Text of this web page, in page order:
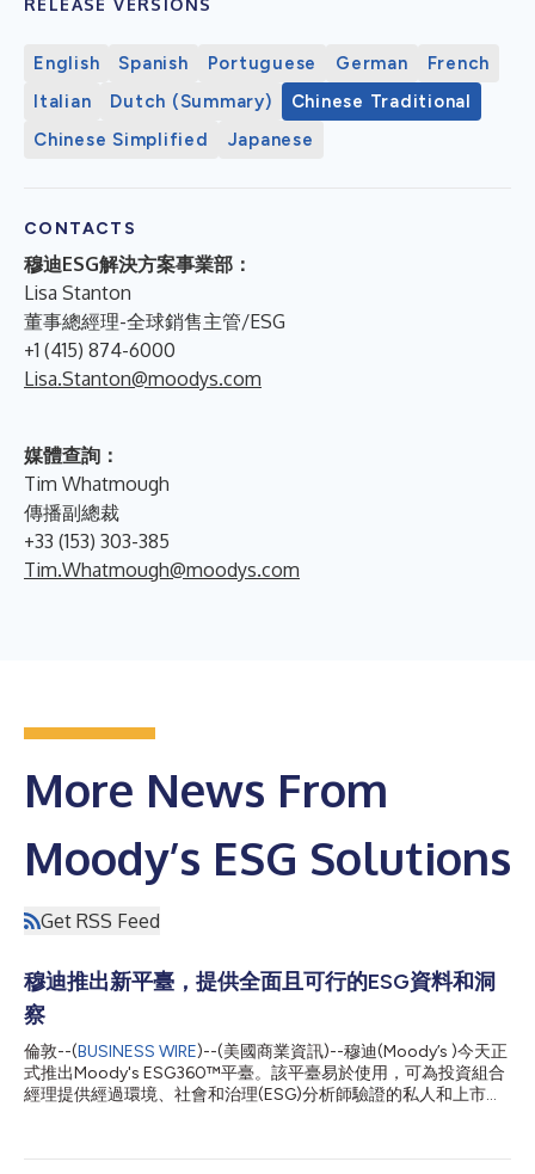
English Spanish Portuguese German
French
Italian
Dutch (Summary)
Chinese Traditional
Chinese Simplified
Japanese
CONTACTS
穆迪ESG解決方案事業部：
Lisa Stanton
董事總經理-全球銷售主管/ESG
+1 (415) 874-6000
Lisa.Stanton@moodys.com
媒體查詢：
Tim Whatmough
傳播副總裁
+33 (153) 303-385
Tim.Whatmough@moodys.com
More News From
Moody’s ESG Solutions
Get RSS Feed
穆迪推出新平臺，提供全面且可行的ESG資料和洞
察
倫敦--(BUSINESS WIRE)--(美國商業資訊)--穆迪(Moody’s )今天正
式推出Moody's ESG360™平臺。該平臺易於使用，可為投資組合
經理提供經過環境、社會和治理(ESG)分析師驗證的私人和上市公
案全球負責人Andrea Blackman表示：「欲瞭解ESG和氣候風險的